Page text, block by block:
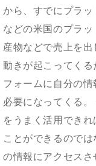
から、すでにプラ
などの米国のプラ
産物などで売上を
動きが起こってく
フォームに自分の
必要になってくる
をうまく活用でき
ことができるので
の情報にアクセス